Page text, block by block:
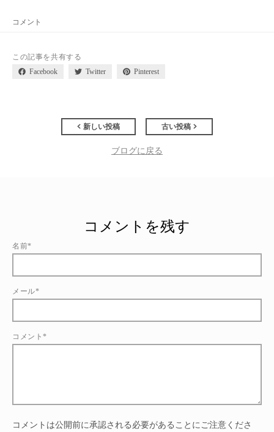
コメント
この記事を共有する
Facebook
Twitter Pinterest
新しい投稿 古い投稿
ブログに戻る
コメントを残す
名前*
メール*
コメント*
コメントは公開前に承認される必要があることにご注意くださ